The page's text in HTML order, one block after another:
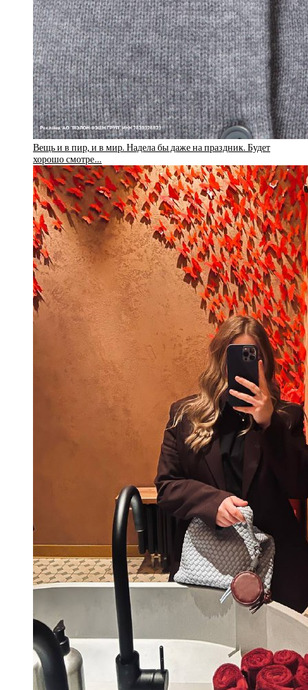
Вещь и в пир, и в мир. Надела бы даже на праздник. Будет
хорошо смотре…